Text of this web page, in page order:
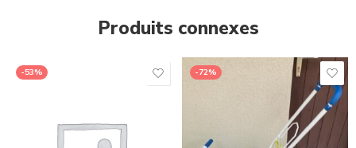
Produits connexes
-53% -72%